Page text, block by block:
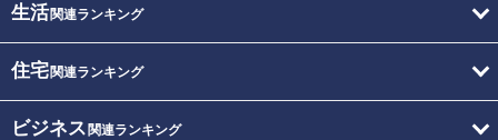
生活関連ランキング
住宅関連ランキング
ビジネス 関連ランキング